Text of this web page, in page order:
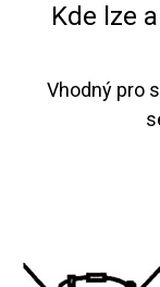
​Kde lze
Vhodný pro